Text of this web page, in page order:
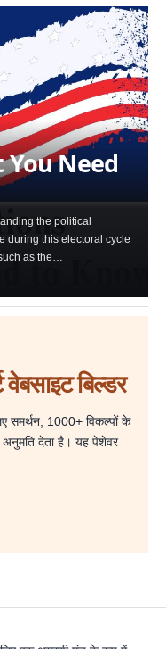
You Need
the political
during this electoral cycle
as the…
वेबसाइट बिल्डर
समर्थन, 1000+ विकल्पों के
अनुमति देता है। यह पेशेवर